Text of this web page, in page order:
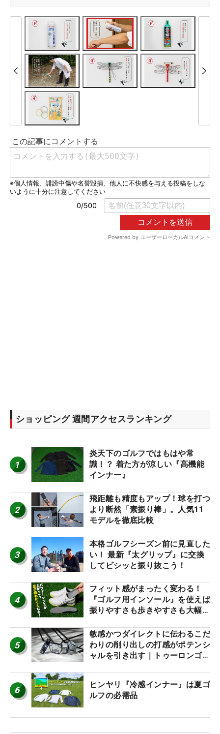
ショッピング 週間アクセスランキング
1
炎天下のゴルフではもはや常
識！？ 着た方が涼しい『高機能
インナー』
2
飛距離も精度もアップ！球を打つ
より断然「素振り棒」。人気11
モデルを徹底比較
3
本格ゴルフシーズン前に見直した
い！ 最新『太グリップ』に交換
してビシッと振り抜こう！
4
フィット感がまったく変わる！
『ゴルフ用インソール』を使えば
振りやすさも歩きやすさも大幅に
5
敏感かつダイレクトに伝わるこだ
わりの削り出しの打感がポテンシ
ャルを引き出す｜トゥーロンゴル
6
ヒンヤリ『冷感インナー』は夏ゴ
ルフの必需品